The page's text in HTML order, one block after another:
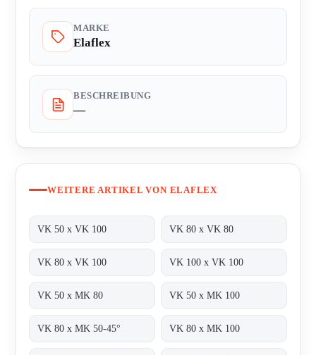
MARKE
Elaflex
BESCHREIBUNG
—
WEITERE ARTIKEL VON ELAFLEX
VK 50 x VK 100 VK 80 x VK 80
VK 80 x VK 100 VK 100 x VK 100
VK 50 x MK 80 VK 50 x MK 100
VK 80 x MK 50-45° VK 80 x MK 100